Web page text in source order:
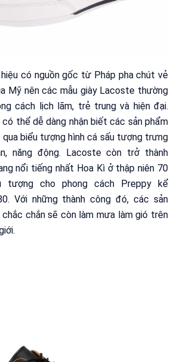
có nguồn gốc từ Pháp pha chút vẻ
Mỹ nên các mẫu giày Lacoste thường
cách lịch lãm, trẻ trung và hiện đại.
có thể dễ dàng nhận biết các sản phẩm
biểu tượng hình cá sấu tượng trưng
năng động. Lacoste còn trở thành
nổi tiếng nhất Hoa Kì ở thập niên 70
tượng cho phong cách Preppy kể
Với những thành công đó, các sản
chắn sẽ còn làm mưa làm gió trên